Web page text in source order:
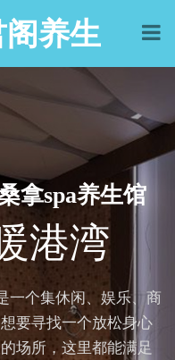
养生
拿spa养生馆
港湾
一个集休闲、娱乐、商
要寻找一个放松身心
场所，这里都能满足